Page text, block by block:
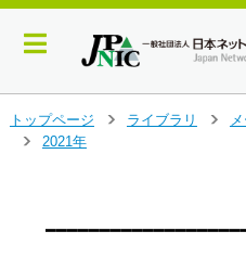
トップページ
ライブラリ
2021年